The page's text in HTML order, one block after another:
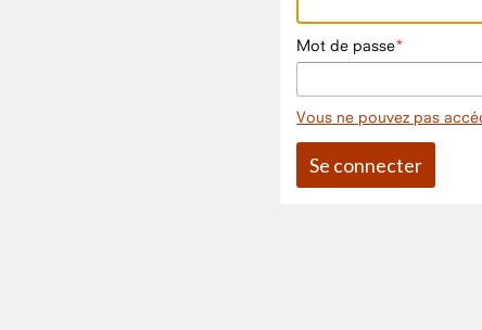
Mot de passe
Vous ne pouvez pas